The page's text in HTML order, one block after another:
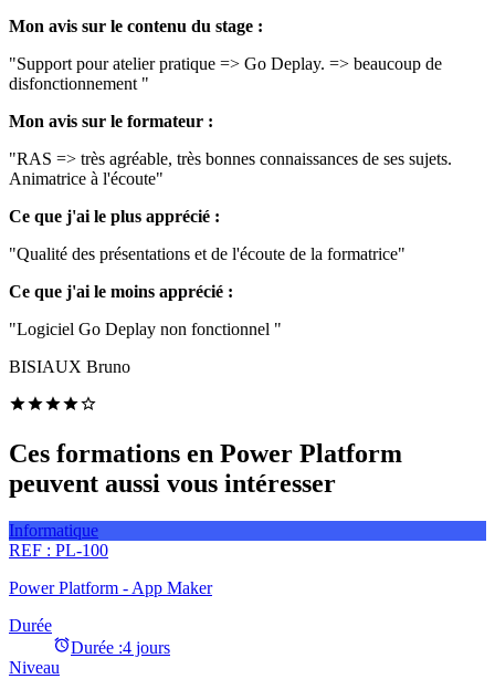
Mon avis sur le contenu du stage :
"Support pour atelier pratique => Go Deplay. => beaucoup de
disfonctionnement "
Mon avis sur le formateur :
"RAS => très agréable, très bonnes connaissances de ses sujets.
Animatrice à l'écoute"
Ce que j'ai le plus apprécié :
"Qualité des présentations et de l'écoute de la formatrice"
Ce que j'ai le moins apprécié :
"Logiciel Go Deplay non fonctionnel "
BISIAUX Bruno
Ces formations en Power Platform
peuvent aussi vous intéresser
Informatique
REF : PL-100
Power Platform - App Maker
Durée
Durée :4 jours
Niveau